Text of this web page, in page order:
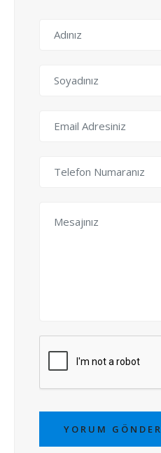
YORUM GÖNDER